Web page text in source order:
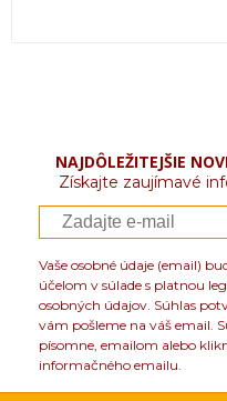
NAJDÔLEŽITEJŠIE
Získajte zaujímavé
Vaše osobné údaje (email)
účelom v súlade s platnou
osobných údajov. Súhlas
vám pošleme na váš email.
písomne, emailom alebo
informačného emailu.